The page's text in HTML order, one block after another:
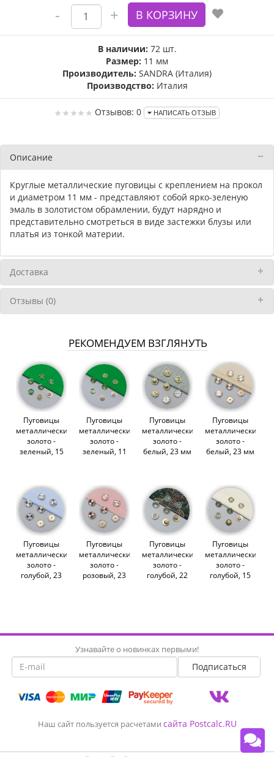
В наличии: 72 шт.
Размер: 11 мм
Производитель: SANDRA (Италия)
Производство: Италия
Отзывов: 0 НАПИСАТЬ ОТЗЫВ
Описание
Круглые металлические пуговицы с креплением на прокол
и диаметром 11 мм - представляют собой ярко-зеленую
эмаль в золотистом обрамлении, будут нарядно и
представительно смотреться в виде застежки блузы или
платья из тонкой материи.
Доставка
Отзывы (0)
РЕКОМЕНДУЕМ ВЗГЛЯНУТЬ
Пуговицы
металлические,
золото -
зеленый, 15
Пуговицы
металлические,
золото -
зеленый, 11
Пуговицы
металлические,
золото -
белый, 23 мм
Пуговицы
металлические,
золото -
белый, 23 мм
Пуговицы
металлические,
золото -
голубой, 23
Пуговицы
металлические,
золото -
розовый, 23
Пуговицы
металлические,
золото -
голубой, 22
Пуговицы
металлические,
золото -
голубой, 15
Узнавайте о новинках первыми!
Наш сайт пользуется расчетами сайта Postcalc.RU